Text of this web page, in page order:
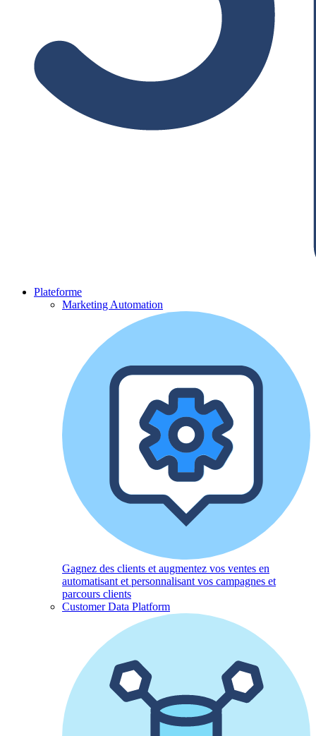
Plateforme
Marketing Automation
Gagnez des clients et augmentez vos ventes en
automatisant et personnalisant vos campagnes et
parcours clients
Customer Data Platform